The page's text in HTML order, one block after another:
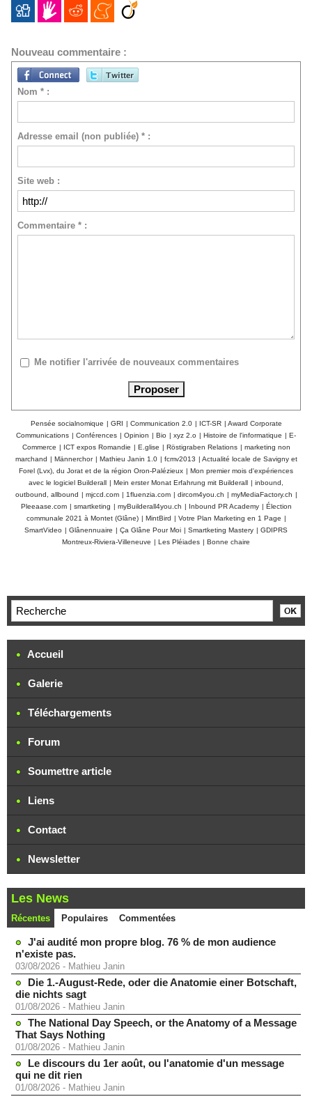
Nouveau commentaire :
Nom * :
Adresse email (non publiée) * :
Site web :
Commentaire * :
Me notifier l'arrivée de nouveaux commentaires
Pensée socialnomique | GRI | Communication 2.0 | ICT-SR | Award Corporate
Communications | Conférences | Opinion | Bio | xyz 2.o | Histoire de l'informatique | E-
Commerce | ICT expos Romandie | E.glise | Röstigraben Relations | marketing non
marchand | Männerchor | Mathieu Janin 1.0 | fcmv2013 | Actualité locale de Savigny et
Forel (Lvx), du Jorat et de la région Oron-Palézieux | Mon premier mois d'expériences
avec le logiciel Builderall | Mein erster Monat Erfahrung mit Builderall | inbound,
outbound, allbound | mjccd.com | 1fluenzia.com | dircom4you.ch | myMediaFactory.ch |
Pleeaase.com | smartketing | myBuilderall4you.ch | Inbound PR Academy | Élection
communale 2021 à Montet (Glâne) | MintBird | Votre Plan Marketing en 1 Page |
SmartVideo | Glânennuaire | Ça Glâne Pour Moi | Smartketing Mastery | GDIPRS
Montreux-Riviera-Villeneuve | Les Pléiades | Bonne chaire
Accueil
Galerie
Téléchargements
Forum
Soumettre article
Liens
Contact
Newsletter
Les News
Récentes Populaires Commentées
J'ai audité mon propre blog. 76 % de mon audience
n'existe pas.
03/08/2026 - Mathieu Janin
Die 1.-August-Rede, oder die Anatomie einer Botschaft,
die nichts sagt
01/08/2026 - Mathieu Janin
The National Day Speech, or the Anatomy of a Message
That Says Nothing
01/08/2026 - Mathieu Janin
Le discours du 1er août, ou l'anatomie d'un message
qui ne dit rien
01/08/2026 - Mathieu Janin